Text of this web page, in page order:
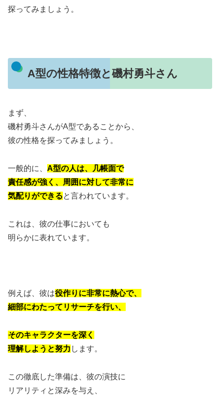
探ってみましょう。
A型の性格特徴と磯村勇斗さん
まず、
磯村勇斗さんがA型であることから、
彼の性格を探ってみましょう。
一般的に、 A型の人は、几帳面で
責任感が強く、周囲に対して非常に
気配りができると言われています。
これは、彼の仕事においても
明らかに表れています。
例えば、彼は役作りに非常に熱心で、
細部にわたってリサーチを行い、
そのキャラクターを深く
理解しようと努力 します。
この徹底した準備は、彼の演技に
リアリティと深みを与え、